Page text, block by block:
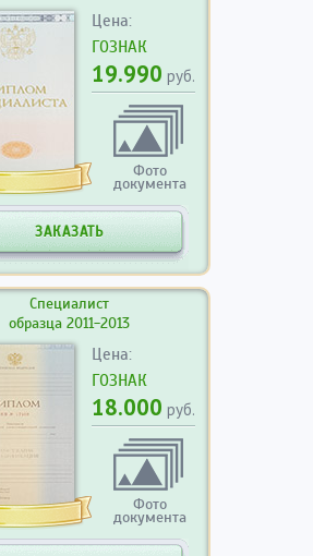
Цена:
ГОЗНАК
19.990 руб.
Фото
документа
ЗАКАЗАТЬ
Специалист
образца 2011-2013
Цена:
ГОЗНАК
18.000 руб.
Фото
документа